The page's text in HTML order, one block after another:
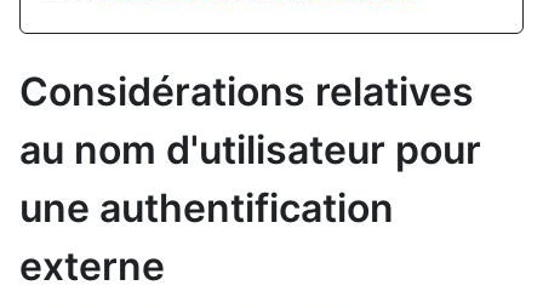
Considérations relatives
au nom d'utilisateur pour
une authentification
externe